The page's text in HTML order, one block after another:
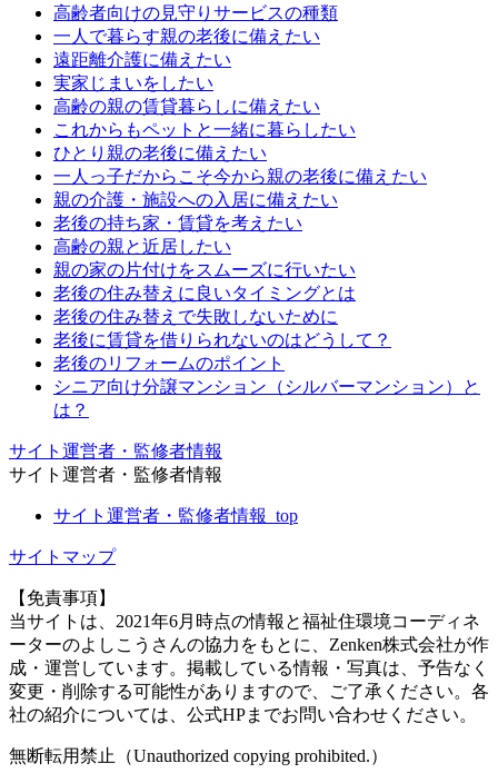
高齢者向けの見守りサービスの種類
一人で暮らす親の老後に備えたい
遠距離介護に備えたい
実家じまいをしたい
高齢の親の賃貸暮らしに備えたい
これからもペットと一緒に暮らしたい
ひとり親の老後に備えたい
一人っ子だからこそ今から親の老後に備えたい
親の介護・施設への入居に備えたい
老後の持ち家・賃貸を考えたい
高齢の親と近居したい
親の家の片付けをスムーズに行いたい
老後の住み替えに良いタイミングとは
老後の住み替えで失敗しないために
老後に賃貸を借りられないのはどうして？
老後のリフォームのポイント
シニア向け分譲マンション（シルバーマンション）と
は？
サイト運営者・監修者情報
サイト運営者・監修者情報
サイト運営者・監修者情報_top
サイトマップ
【免責事項】
当サイトは、2021年6月時点の情報と福祉住環境コーディネ
ーターのよしこうさんの協力をもとに、Zenken株式会社が作
成・運営しています。掲載している情報・写真は、予告なく
変更・削除する可能性がありますので、ご了承ください。各
社の紹介については、公式HPまでお問い合わせください。
無断転用禁止（Unauthorized copying prohibited.）